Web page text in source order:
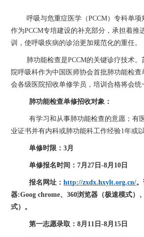
呼吸与危重症医学（PCCM）专科单项
作为PCCM专培建设的补充部分，承担着推
训，使呼吸疾病的诊治更加规范化的重任。
肺功能检查是PCCM的关键诊疗技术。
院呼吸科作为中国医师协会首批肺功能检查
会各级医院招收单修学员，培训合格将会统
肺功能检查单修招收对象：
有学习和从事肺功能检查的意愿；有
业证书并有内科或肺功能科工作经验1年或以
单修时限：3月
单修报名时间：7月27 日-8月 10 日
报名网址：http://zxdx.hxylt.org.cn/
器:Goog chrome、360浏览器（极速模式）
式）。
第一志愿录取：8月11 日-8月 15 日